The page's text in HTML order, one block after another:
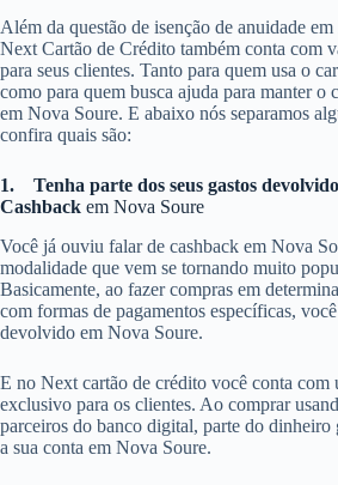
Além da questão de isenção de anuidade
Next Cartão de Crédito também conta com
para seus clientes. Tanto para quem usa o
como para quem busca ajuda para manter o
em Nova Soure. E abaixo nós separamos
confira quais são:
1.
Tenha parte dos seus gastos
Cashback em Nova Soure
Você já ouviu falar de cashback em Nova
modalidade que vem se tornando muito
Basicamente, ao fazer compras em
com formas de pagamentos específicas,
devolvido em Nova Soure.
E no Next cartão de crédito você conta com
exclusivo para os clientes. Ao comprar
parceiros do banco digital, parte do dinheiro
a sua conta em Nova Soure.